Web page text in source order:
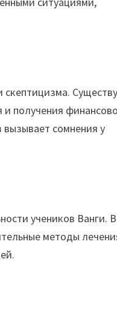
скептицизма.
и получения
сомнения у
учеников Ванги. В
методы